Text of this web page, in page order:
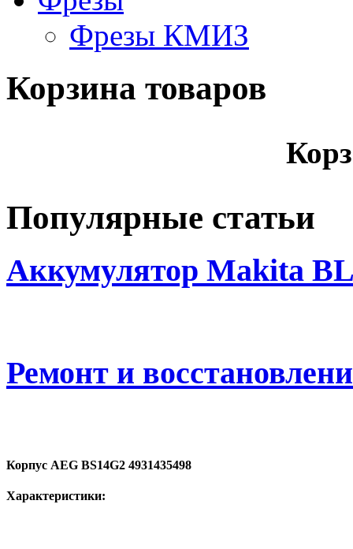
Фрезы КМИЗ
Корзина товаров
Популярные статьи
Аккумулятор Makita
Ремонт и
Корпус AEG BS14G2 4931435498
Характеристики: